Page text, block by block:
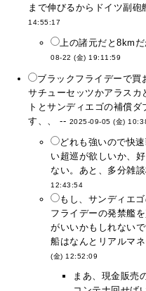
まで伸びるからドイツ副
14:55:17
上の諸元だと8km
08-22 (金) 19:11:59
ブラックフライデーで買
サチューセッツかアラスカ
トとサンディエゴの補償
す、、 -- 2025-09-05 (金)
どれも強いので快
い超巡が欲しいか、
ない。あと、多分雑
12:43:54
もし、サンディエ
フライデーの発禁艦
がいいかもしれない
船はなんとリアルマ
(金) 12:52:09
まあ、現金販売